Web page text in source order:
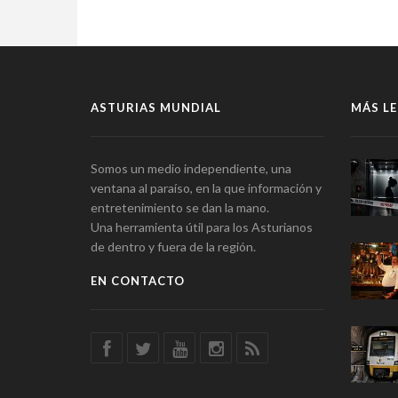
ASTURIAS MUNDIAL
Somos un medio independiente, una
ventana al paraíso, en la que información y
entretenimiento se dan la mano.
Una herramienta útil para los Asturianos
de dentro y fuera de la región.
EN CONTACTO
MÁS